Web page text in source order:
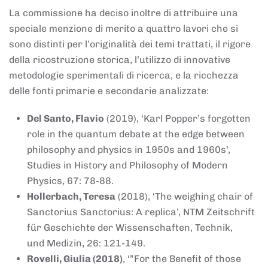
La commissione ha deciso inoltre di attribuire una
speciale menzione di merito a quattro lavori che si
sono distinti per l’originalità dei temi trattati, il rigore
della ricostruzione storica, l’utilizzo di innovative
metodologie sperimentali di ricerca, e la ricchezza
delle fonti primarie e secondarie analizzate:
Del Santo, Flavio (2019), ‘Karl Popper’s forgotten
role in the quantum debate at the edge between
philosophy and physics in 1950s and 1960s’,
Studies in History and Philosophy of Modern
Physics, 67: 78-88.
Hollerbach, Teresa (2018), ‘The weighing chair of
Sanctorius Sanctorius: A replica’, NTM Zeitschrift
für Geschichte der Wissenschaften, Technik,
und Medizin, 26: 121-149.
Rovelli, Giulia (2018), ‘”For the Benefit of those